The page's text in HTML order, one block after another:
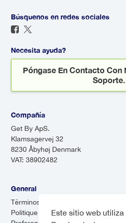
Este sitio web utiliza
los pasajeros en
tardar más debido
múltiples paradas.
tarde,
transporte a tu
Búsquenos en redes sociales
Necesita ayuda?
Póngase En Contacto Con
Soporte.
Compañía
Get By ApS.
Klamsagervej 32
8230 Åbyhøj Denmark
VAT: 38902482
General
Términos & Condiciones
Politique de confidentialité